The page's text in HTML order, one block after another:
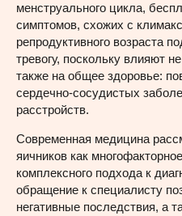
менструального цикла,
симптомов, схожих с
репродуктивного возраста
тревогу, поскольку влияют
также на общее здоровье:
сердечно-сосудистых
расстройств.
Современная медицина
яичников как
комплексного подхода к
обращение к специалисту
негативные последствия, а